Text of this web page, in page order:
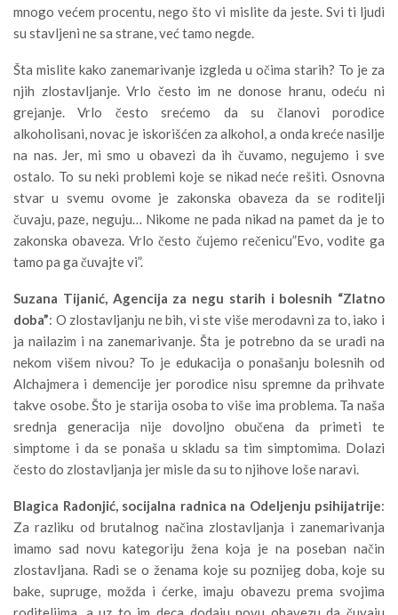
mnogo većem procentu, nego što vi mislite da jeste. Svi ti ljudi
su stavljeni ne sa strane, već tamo negde.
Šta mislite kako zanemarivanje izgleda u očima starih? To je za
njih zlostavljanje. Vrlo često im ne donose hranu, odeću ni
grejanje. Vrlo često srećemo da su članovi porodice
alkoholisani, novac je iskorišćen za alkohol, a onda kreće nasilje
na nas. Jer, mi smo u obavezi da ih čuvamo, negujemo i sve
ostalo. To su neki problemi koje se nikad neće rešiti. Osnovna
stvar u svemu ovome je zakonska obaveza da se roditelji
čuvaju, paze, neguju… Nikome ne pada nikad na pamet da je to
zakonska obaveza. Vrlo često čujemo rečenicu”Evo, vodite ga
tamo pa ga čuvajte vi”.
Suzana Tijanić, Agencija za negu starih i bolesnih “Zlatno
doba”: O zlostavljanju ne bih, vi ste više merodavni za to, iako i
ja nailazim i na zanemarivanje. Šta je potrebno da se uradi na
nekom višem nivou? To je edukacija o ponašanju bolesnih od
Alchajmera i demencije jer porodice nisu spremne da prihvate
takve osobe. Što je starija osoba to više ima problema. Ta naša
srednja generacija nije dovoljno obučena da primeti te
simptome i da se ponaša u skladu sa tim simptomima. Dolazi
često do zlostavljanja jer misle da su to njihove loše naravi.
Blagica Radonjić, socijalna radnica na Odeljenju psihijatrije:
Za razliku od brutalnog načina zlostavljanja i zanemarivanja
imamo sad novu kategoriju žena koja je na poseban način
zlostavljana. Radi se o ženama koje su poznijeg doba, koje su
bake, supruge, možda i ćerke, imaju obavezu prema svojima